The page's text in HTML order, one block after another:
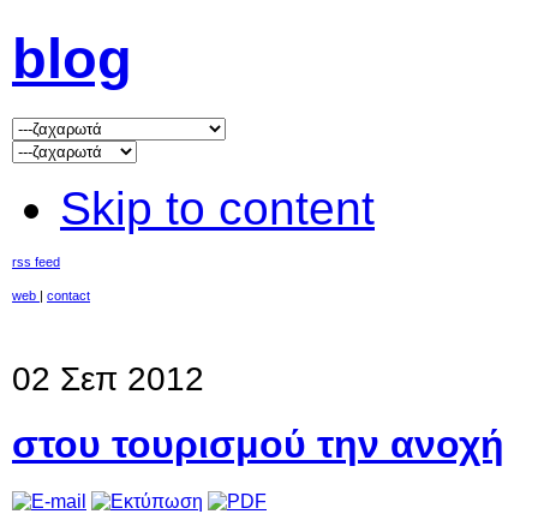
blog
Skip to content
rss feed
web | contact
02 Σεπ 2012
στου τουρισμού την ανοχή